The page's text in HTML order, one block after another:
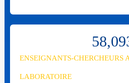
ENSEIGNANTS-CHERCHEURS
LABORATOIRE